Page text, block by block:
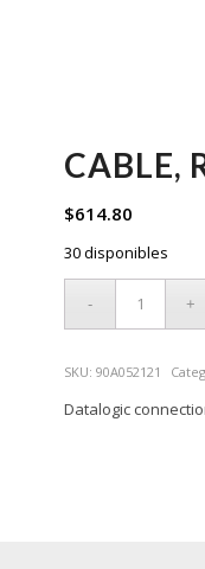
CABLE,
$614.80
30 disponibles
SKU: 90A052121
Datalogic